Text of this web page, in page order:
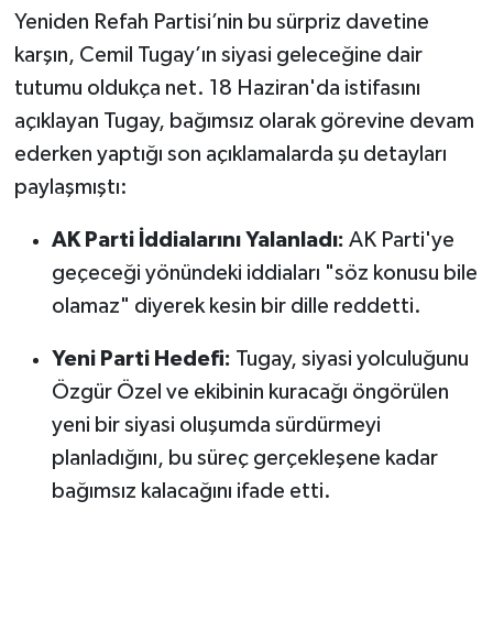
Yeniden Refah Partisi’nin bu sürpriz davetine
karşın, Cemil Tugay’ın siyasi geleceğine dair
tutumu oldukça net. 18 Haziran'da istifasını
açıklayan Tugay, bağımsız olarak görevine devam
ederken yaptığı son açıklamalarda şu detayları
paylaşmıştı:
AK Parti İddialarını Yalanladı: AK Parti'ye
geçeceği yönündeki iddiaları "söz konusu bile
olamaz" diyerek kesin bir dille reddetti.
Yeni Parti Hedefi: Tugay, siyasi yolculuğunu
Özgür Özel ve ekibinin kuracağı öngörülen
yeni bir siyasi oluşumda sürdürmeyi
planladığını, bu süreç gerçekleşene kadar
bağımsız kalacağını ifade etti.